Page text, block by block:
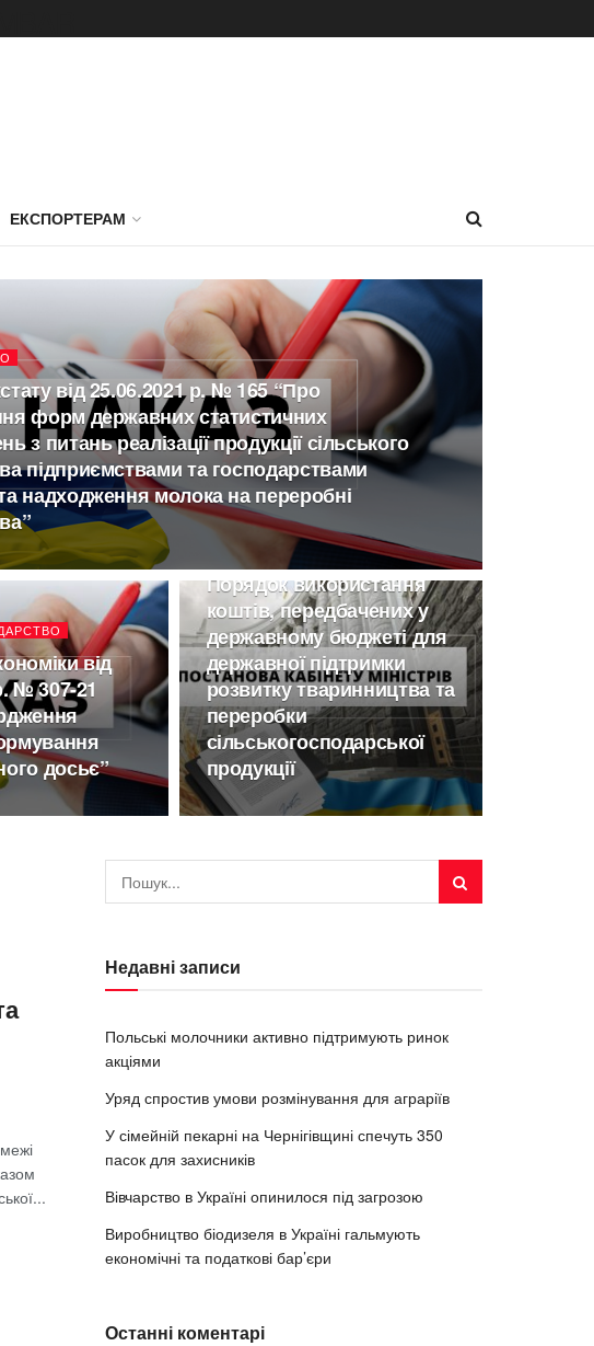
ЕКСПОРТЕРАМ
від 25.06.2021 р. № 165 “Про
форм державних статистичних
з питань реалізації продукції сільського
підприємствами та господарствами
надходження молока на переробні
від
№ 307-21
досьє”
ТВАРИННИЦТВО
Порядок використання
коштів, передбачених у
державному бюджеті для
державної підтримки
розвитку тваринництва та
переробки
сільськогосподарської
продукції
Недавні записи
Польські молочники активно підтримують ринок
акціями
Уряд спростив умови розмінування для аграріїв
У сімейній пекарні на Чернігівщині спечуть 350
пасок для захисників
Вівчарство в Україні опинилося під загрозою
Виробництво біодизеля в Україні гальмують
економічні та податкові бар’єри
Останні коментарі